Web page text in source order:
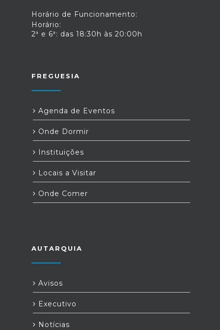
Horário de Funcionamento:
Horário:
2ª e 6ª: das 18:30h às 20:00h
FREGUESIA
Agenda de Eventos
Onde Dormir
Instituições
Locais a Visitar
Onde Comer
AUTARQUIA
Avisos
Executivo
Notícias